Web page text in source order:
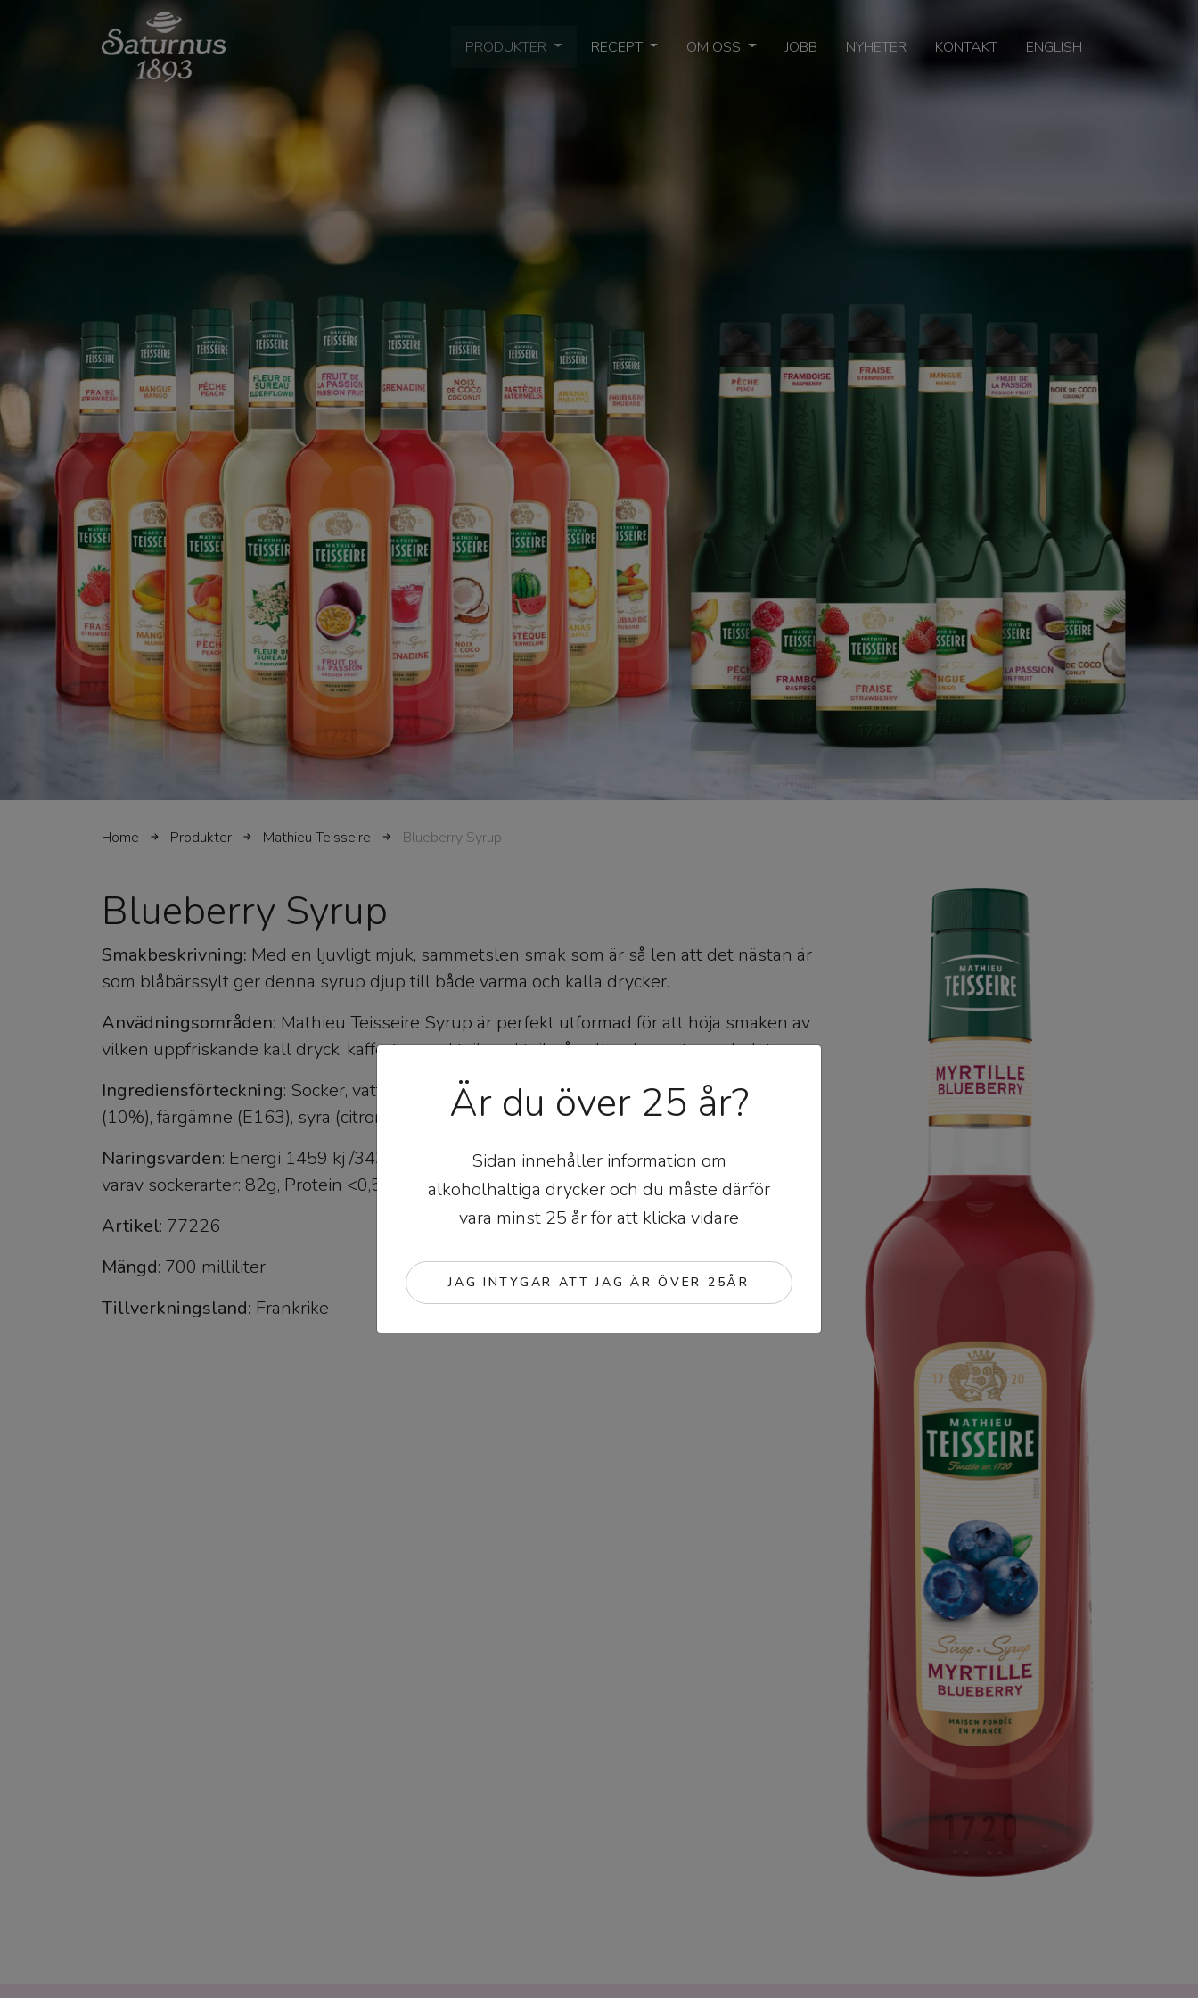
SKIP TO MAIN CONTENT PRODUKTER RECEPT OM OSS JOBB NYHETER KONTAKT ENGLISH
Home Produkter Mathieu Teisseire Blueberry Syrup
Blueberry Syrup
Smakbeskrivning: Med en ljuvligt mjuk, sammetslen smak som är så len att det nästan är
som blåbärssylt ger denna syrup djup till både varma och kalla drycker.
Anvädningsområden: Mathieu Teisseire Syrup är perfekt utformad för att höja smaken av
vilken uppfriskande kall dryck, kaffe, te, mocktail, cocktail, sås eller dessert som helst.
Ingrediensförteckning: Socker, vatten, glukos-fruktossirap, blåbärsjuice från koncentrat
(10%), färgämne (E163), syra (citronsyra), aromer.
Näringsvärden: Energi 1459 kj /343 kcal. Fett <0.5, varav mättad fett <0,5, Kolhydrat: 85g,
varav sockerarter: 82g, Protein <0,5, Salt 0g.
Artikel: 77226
Mängd: 700 milliliter
Tillverkningsland: Frankrike
Är du över 25 år?
Sidan innehåller information om
alkoholhaltiga drycker och du måste därför
vara minst 25 år för att klicka vidare
JAG INTYGAR ATT JAG ÄR ÖVER 25ÅR